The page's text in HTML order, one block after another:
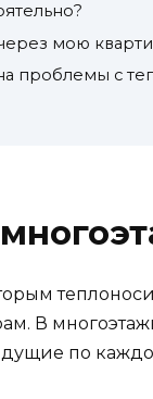
мою
проблемы с
В
по